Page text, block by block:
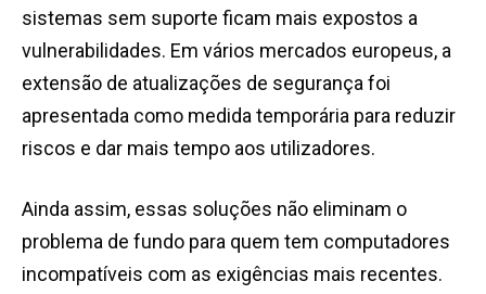
sistemas sem suporte ficam mais expostos a
vulnerabilidades. Em vários mercados europeus, a
extensão de atualizações de segurança foi
apresentada como medida temporária para reduzir
riscos e dar mais tempo aos utilizadores.
Ainda assim, essas soluções não eliminam o
problema de fundo para quem tem computadores
incompatíveis com as exigências mais recentes.